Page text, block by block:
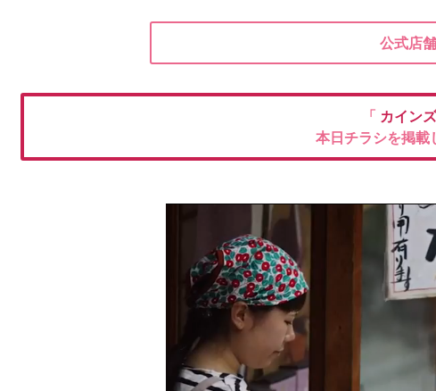
公式店
「 カイン
本日チラシを掲載